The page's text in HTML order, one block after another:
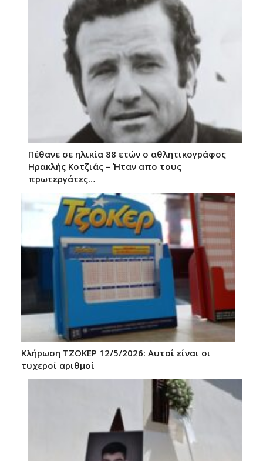
Πέθανε σε ηλικία 88 ετών ο αθλητικογράφος
Ηρακλής Κοτζιάς – Ήταν απο τους
πρωτεργάτες…
Κλήρωση ΤΖΟΚΕΡ 12/5/2026: Αυτοί είναι οι
τυχεροί αριθμοί